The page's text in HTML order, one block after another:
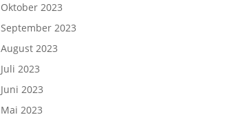
Oktober 2023
September 2023
August 2023
Juli 2023
Juni 2023
Mai 2023